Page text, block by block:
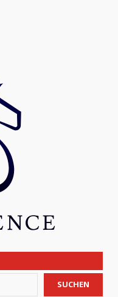
SUCHEN